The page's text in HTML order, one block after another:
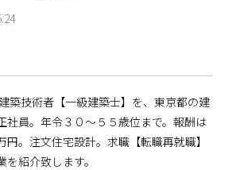
築技術者【一級建築士】を、東京都の建
社員。年令３０～５５歳位まで。報酬は
円。注文住宅設計。求職【転職再就職】
紹介致します。